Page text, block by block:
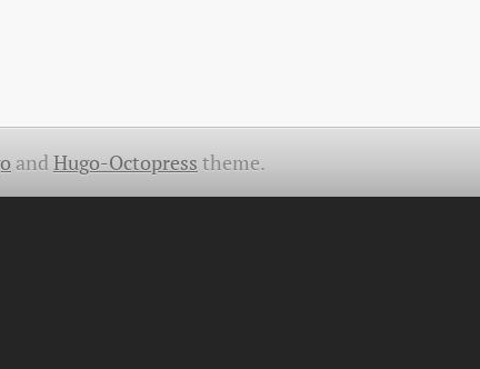
andHugo-Octopress theme.